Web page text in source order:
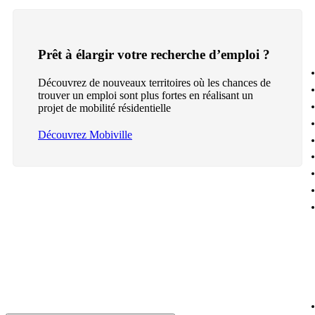
Prêt à élargir votre recherche d’emploi ?
Découvrez de nouveaux territoires où les chances de
trouver un emploi sont plus fortes en réalisant un
projet de mobilité résidentielle
Découvrez Mobiville